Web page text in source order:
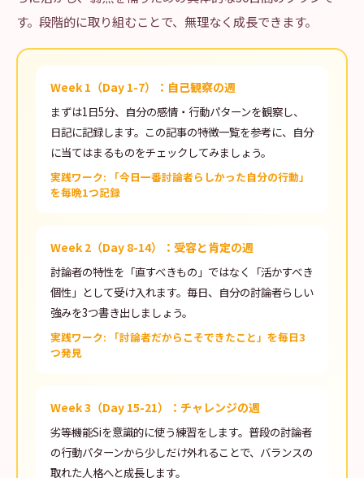
す。段階的に取り組むことで、無理なく成長できます。
Week 1（Day 1-7）：自己観察の週
まずは1日5分、自分の感情・行動パターンを観察し、
日記に記録します。この記事の特徴一覧を参考に、自分
に当てはまるものをチェックしてみましょう。
実践ワーク: 「今日一番討論者らしかった自分の行動」
を毎晩1つ記録
Week 2（Day 8-14）：受容と肯定の週
討論者の特性を「直すべきもの」ではなく「活かすべき
個性」として受け入れます。毎日、自分の討論者らしい
強みを3つ書き出しましょう。
実践ワーク: 「討論者だからこそできたこと」を毎日3
つ発見
Week 3（Day 15-21）：チャレンジの週
劣等機能Siを意識的に使う練習をします。普段の討論者
の行動パターンから少しだけ外れることで、バランスの
取れた人格へと成長します。